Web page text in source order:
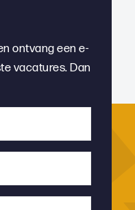
ontvang een e-
vacatures. Dan